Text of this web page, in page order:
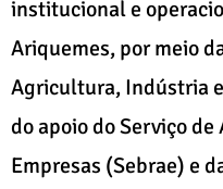
institucional e
Ariquemes, por meio
Agricultura, Indústria
do apoio do Serviço de
Empresas (Sebrae) e